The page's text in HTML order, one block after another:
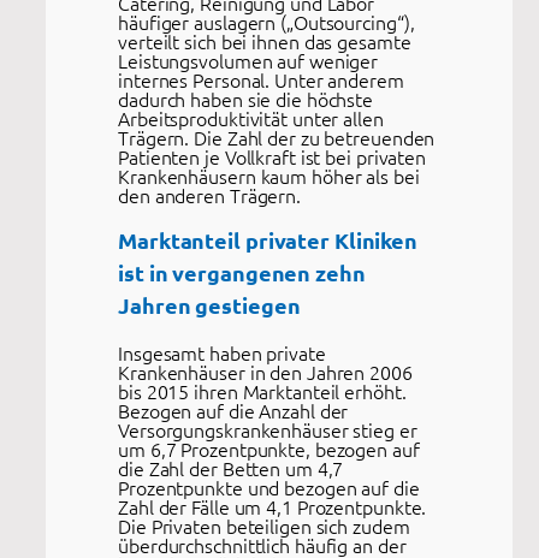
häufiger auslagern („Outsourcing“),
verteilt sich bei ihnen das gesamte
Leistungsvolumen auf weniger
internes Personal. Unter anderem
dadurch haben sie die höchste
Arbeitsproduktivität unter allen
Trägern. Die Zahl der zu betreuenden
Patienten je Vollkraft ist bei privaten
Krankenhäusern kaum höher als bei
den anderen Trägern.
Marktanteil privater Kliniken
ist in vergangenen zehn
Jahren gestiegen
Insgesamt haben private
Krankenhäuser in den Jahren 2006
bis 2015 ihren Marktanteil erhöht.
Bezogen auf die Anzahl der
Versorgungskrankenhäuser stieg er
um 6,7 Prozentpunkte, bezogen auf
die Zahl der Betten um 4,7
Prozentpunkte und bezogen auf die
Zahl der Fälle um 4,1 Prozentpunkte.
Die Privaten beteiligen sich zudem
überdurchschnittlich häufig an der